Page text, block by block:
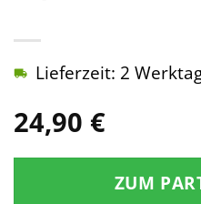
24,90 €
Lieferzeit: 2
ZUM